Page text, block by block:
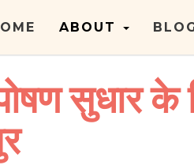
ABOUT
सुधार के